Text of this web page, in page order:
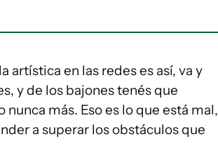
artística en las redes es así, va y
y de los bajones tenés que
más. Eso es lo que está mal,
a superar los obstáculos que